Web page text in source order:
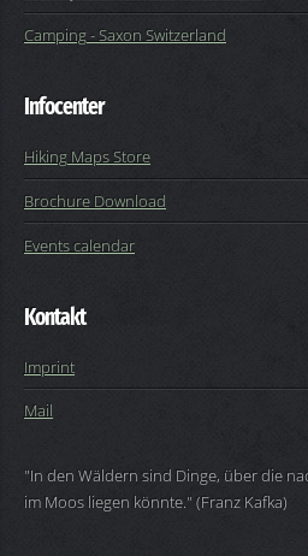
Camping - Saxon Switzerland
Infocenter
Hiking Maps Store
Brochure Download
Events calendar
Kontakt
Imprint
Mail
"In den Wäldern sind Dinge, über die
im Moos liegen könnte." (Franz Kafka)